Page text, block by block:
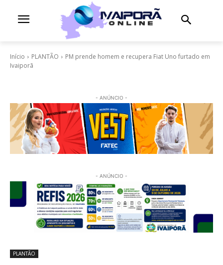
Início PLANTÃO
PM prende homem e recupera Fiat Uno furtado em
Ivaiporã
- ANÚNCIO -
- ANÚNCIO -
PLANTÃO